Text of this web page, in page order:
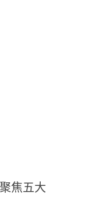
焦五大